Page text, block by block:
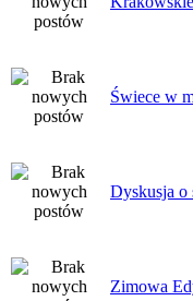
Świece w
Dyskusja o
Zimowa